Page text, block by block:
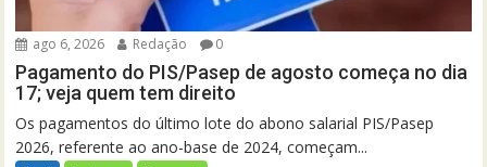
ago 6, 2026 Redação 0
Pagamento do PIS/Pasep de agosto começa no dia
17; veja quem tem direito
Os pagamentos do último lote do abono salarial PIS/Pasep
2026, referente ao ano-base de 2024, começam...